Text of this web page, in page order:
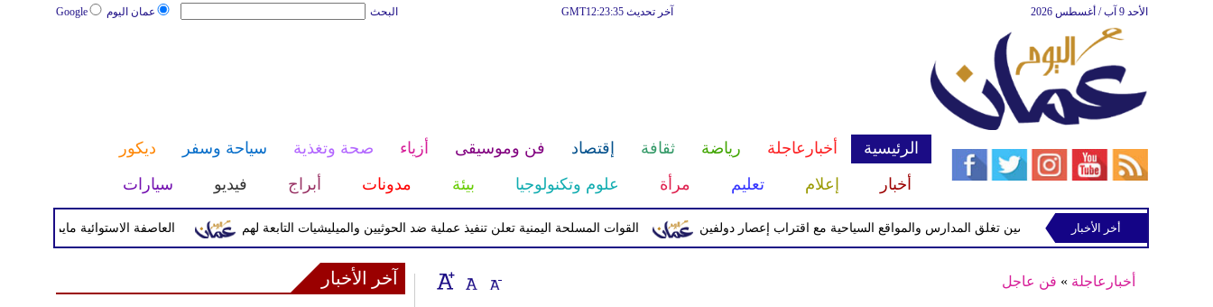
عمان اليوم Google البحث آخر تحديث GMT12:23:35 الأحد 9 آب / أغسطس 2026
الرئيسية أخبارعاجلة رياضة ثقافة إقتصاد فن وموسيقى أزياء صحة وتغذية سياحة وسفر
ديكور
أخبار
إعلام تعليم مرأة علوم وتكنولوجيا بيئة مدونات أبراج فيديو سيارات
العاصفة الاستوائية مايماي تضرب القوات المسلحة اليمنية تعلن تنفيذ عملية ضد الحوثيين والميليشيات التابعة لهم الصين تغلق المدارس والمواقع السياحية مع اقتراب إعصار دولفينأخر الأخبار
أخبارعاجلة » فن عاجل آخر الأخبار